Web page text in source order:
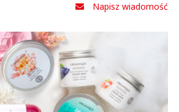
Napisz wiadomość